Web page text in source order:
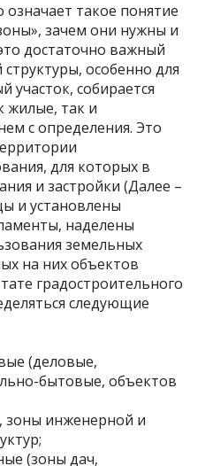
такое понятие
зачем они нужны и
достаточно важный
особенно для
участок, собирается
жилые, так и
с определения. Это
для которых в
и застройки (Далее –
и установлены
наделены
земельных
на них объектов
градостроительного
следующие
(деловые,
бытовые, объектов
инженерной и
(зоны дач,